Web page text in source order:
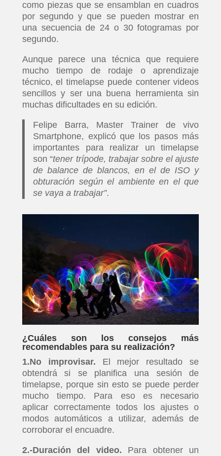
como piezas que se ensamblan en cuadros
por segundo y que se pueden mostrar en
una secuencia de 24 o 30 fotogramas por
segundo.
Aunque parece una técnica que requiere
mucho tiempo de rodaje o aprendizaje
técnico, el timelapse puede contener videos
sencillos y ser una buena herramienta sin
muchas dificultades en su edición.
Felipe Barra, Master Trainer de vivo
Smartphone, explicó que los pasos más
importantes para realizar un timelapse
son “tener trípode, trabajar sobre el ajuste
de balance de blancos, en el de ISO y
obturación según el ambiente en el que
se vaya a trabajar”.
¿Cuáles son los consejos más
recomendables para su realización?
1.No improvisar. El mejor resultado se
obtendrá si se planifica una sesión de
timelapse, porque sin esto se puede perder
mucho tiempo. Para eso es necesario
aplicar correctamente todos los ajustes o
modos automáticos a utilizar, además de
corroborar el encuadre.
2.-Duración del video. Para obtener un